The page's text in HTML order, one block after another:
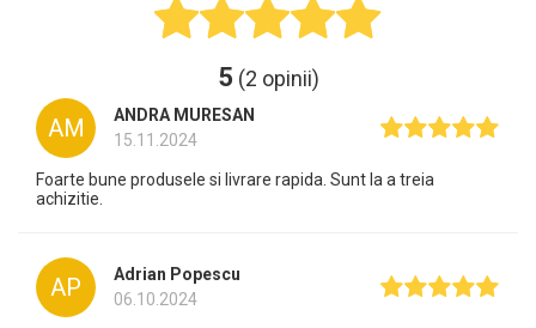
5 (2 opinii)
AM
ANDRA MURESAN
15.11.2024
Foarte bune produsele si livrare rapida. Sunt la a treia
achizitie.
AP
Adrian Popescu
06.10.2024